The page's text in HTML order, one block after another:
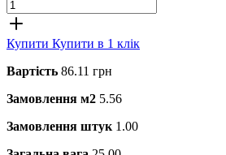
Купити Купити в 1 клік
Вартість 86.11 грн
Замовлення м2 5.56
Замовлення штук 1.00